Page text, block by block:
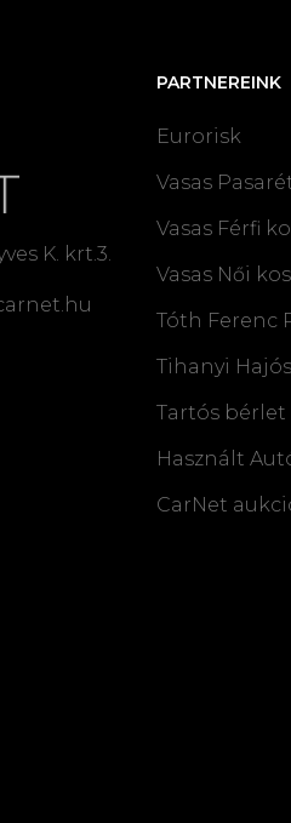
K. krt.3.
PARTNEREINK
Eurorisk
Vasas
Vasas Férfi
Vasas Női
Tóth Ferenc
Tihanyi
Tartós bérlet
Használt
CarNet